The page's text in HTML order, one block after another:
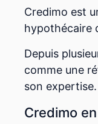
Credimo est
hypothécaire
Depuis
comme une
son expertise.
Credimo